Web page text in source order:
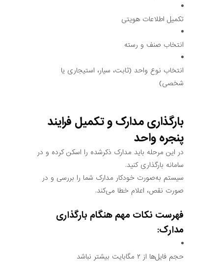
تکمیل اطلاعات هویتی
انتخاب صنف و رسته
انتخاب نوع واحد (ثابت، سیار، استیجاری یا
شخصی)
بارگذاری مدارک و تکمیل فرایند
پنجره واحد
در این مرحله باید مدارک ذکرشده را اسکن کرده و در
سامانه بارگذاری کنید.
سیستم به‌صورت خودکار مدارک شما را بررسی و در
صورت نقص، اعلام خطا می‌کند.
فهرست نکات مهم هنگام بارگذاری
مدارک:
حجم فایل‌ها از ۲ مگابایت بیشتر نباشد